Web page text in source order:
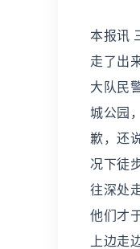
本报讯
走了出
大队民
城公园
歉，还
况下徒
往深处
他们才
上边走